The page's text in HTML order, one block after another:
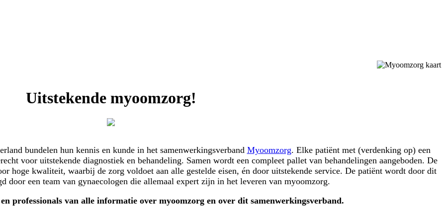
Uitstekende myoomzorg!
bundelen hun kennis en kunde in het samenwerkingsverband Myoomzorg. Elke patiënt met (verdenking op) een
voor uitstekende diagnostiek en behandeling. Samen wordt een compleet pallet van behandelingen aangeboden. De
hoge kwaliteit, waarbij de zorg voldoet aan alle gestelde eisen, én door uitstekende service. De patiënt wordt door dit
door een team van gynaecologen die allemaal expert zijn in het leveren van myoomzorg.
professionals van alle informatie over myoomzorg en over dit samenwerkingsverband.